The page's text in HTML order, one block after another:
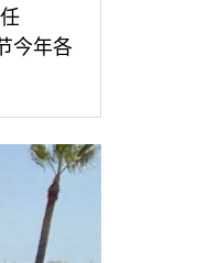
今年各